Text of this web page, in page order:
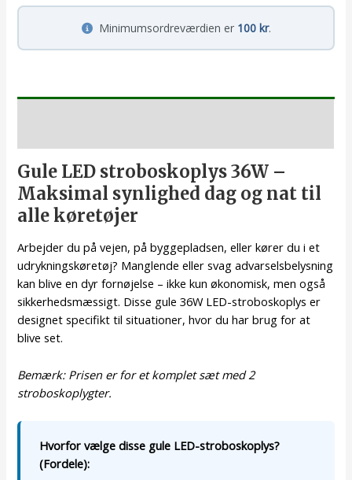
Minimumsordreværdien er 100 kr.
Gule LED stroboskoplys 36W –
Maksimal synlighed dag og nat til
alle køretøjer
Arbejder du på vejen, på byggepladsen, eller kører du i et
udrykningskøretøj? Manglende eller svag advarselsbelysning
kan blive en dyr fornøjelse – ikke kun økonomisk, men også
sikkerhedsmæssigt. Disse gule 36W LED-stroboskoplys er
designet specifikt til situationer, hvor du har brug for at
blive set.
Bemærk: Prisen er for et komplet sæt med 2
stroboskoplygter.
Hvorfor vælge disse gule LED-stroboskoplys?
(Fordele):